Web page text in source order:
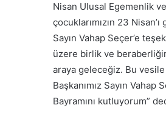
Nisan Ulusal Egemenlik
çocuklarımızın 23
Sayın Vahap Seçer’e
üzere birlik ve
araya geleceğiz. Bu
Başkanımız Sayın
Bayramını kutluyorum”